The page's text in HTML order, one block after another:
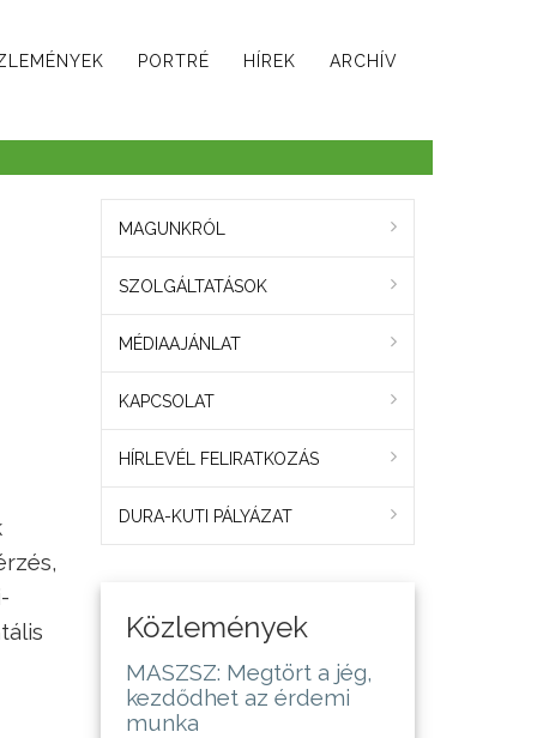
PORTRÉ HÍREK ARCHÍV
MAGUNKRÓL
SZOLGÁLTATÁSOK
MÉDIAAJÁNLAT
KAPCSOLAT
HÍRLEVÉL FELIRATKOZÁS
DURA-KUTI PÁLYÁZAT
Közlemények
MASZSZ: Megtört a jég,
kezdődhet az érdemi
munka